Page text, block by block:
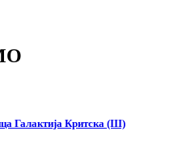
Галактија Критска (III)